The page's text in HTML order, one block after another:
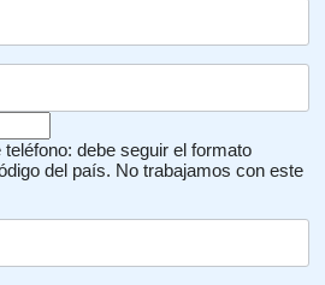
debe seguir el formato
del país. No trabajamos con este